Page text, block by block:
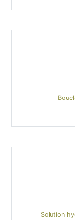
Solution